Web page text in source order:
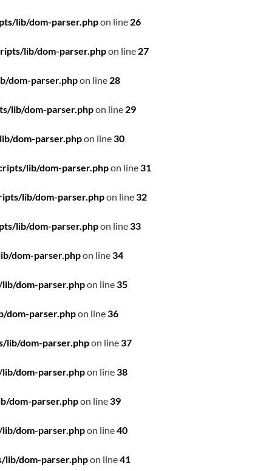
lib/dom-parser.phpon line 26
lib/dom-parser.phpon line 27
dom-parser.phpon line 28
lib/dom-parser.phpon line 29
dom-parser.phpon line30
lib/dom-parser.phpon line31
lib/dom-parser.phpon line32
lib/dom-parser.phpon line33
dom-parser.phpon line34
dom-parser.phpon line35
dom-parser.phpon line36
dom-parser.phpon line37
dom-parser.phpon line38
dom-parser.phpon line39
dom-parser.phpon line40
dom-parser.phpon line41